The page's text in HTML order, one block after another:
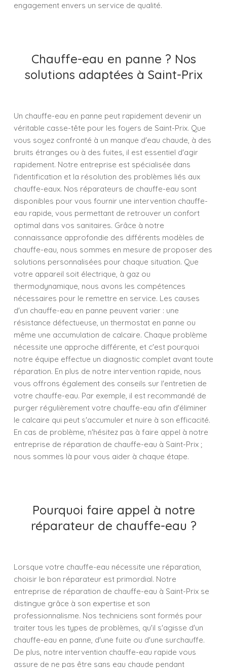
engagement envers un service de qualité.
Chauffe-eau en panne ? Nos
solutions adaptées à Saint-Prix
Un chauffe-eau en panne peut rapidement devenir un
véritable casse-tête pour les foyers de Saint-Prix. Que
vous soyez confronté à un manque d'eau chaude, à des
bruits étranges ou à des fuites, il est essentiel d'agir
rapidement. Notre entreprise est spécialisée dans
l'identification et la résolution des problèmes liés aux
chauffe-eaux. Nos réparateurs de chauffe-eau sont
disponibles pour vous fournir une intervention chauffe-
eau rapide, vous permettant de retrouver un confort
optimal dans vos sanitaires. Grâce à notre
connaissance approfondie des différents modèles de
chauffe-eau, nous sommes en mesure de proposer des
solutions personnalisées pour chaque situation. Que
votre appareil soit électrique, à gaz ou
thermodynamique, nous avons les compétences
nécessaires pour le remettre en service. Les causes
d'un chauffe-eau en panne peuvent varier : une
résistance défectueuse, un thermostat en panne ou
même une accumulation de calcaire. Chaque problème
nécessite une approche différente, et c'est pourquoi
notre équipe effectue un diagnostic complet avant toute
réparation. En plus de notre intervention rapide, nous
vous offrons également des conseils sur l'entretien de
votre chauffe-eau. Par exemple, il est recommandé de
purger régulièrement votre chauffe-eau afin d'éliminer
le calcaire qui peut s'accumuler et nuire à son efficacité.
En cas de problème, n'hésitez pas à faire appel à notre
entreprise de réparation de chauffe-eau à Saint-Prix ;
nous sommes là pour vous aider à chaque étape.
Pourquoi faire appel à notre
réparateur de chauffe-eau ?
Lorsque votre chauffe-eau nécessite une réparation,
choisir le bon réparateur est primordial. Notre
entreprise de réparation de chauffe-eau à Saint-Prix se
distingue grâce à son expertise et son
professionnalisme. Nos techniciens sont formés pour
traiter tous les types de problèmes, qu'il s'agisse d'un
chauffe-eau en panne, d'une fuite ou d'une surchauffe.
De plus, notre intervention chauffe-eau rapide vous
assure de ne pas être sans eau chaude pendant